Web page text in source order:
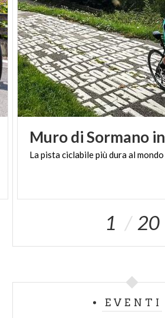
MurodiSormano in
Lapistaciclabilepiùduraalmondo
1 20
EVENTI